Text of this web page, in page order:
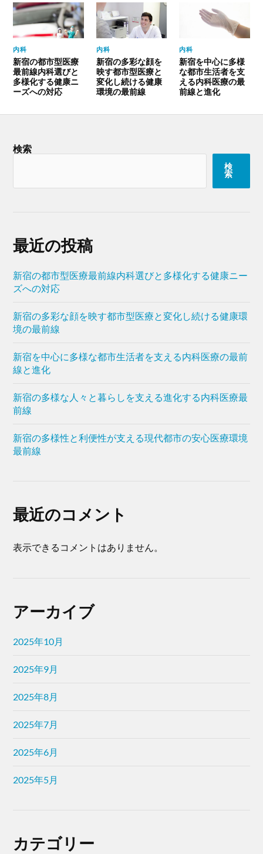
内科
新宿の都市型医療
最前線内科選びと
多様化する健康ニ
ーズへの対応
内科
新宿の多彩な顔を
映す都市型医療と
変化し続ける健康
環境の最前線
内科
新宿を中心に多様
な都市生活者を支
える内科医療の最
前線と進化
検索
検
索
最近の投稿
新宿の都市型医療最前線内科選びと多様化する健康ニー
ズへの対応
新宿の多彩な顔を映す都市型医療と変化し続ける健康環
境の最前線
新宿を中心に多様な都市生活者を支える内科医療の最前
線と進化
新宿の多様な人々と暮らしを支える進化する内科医療最
前線
新宿の多様性と利便性が支える現代都市の安心医療環境
最前線
最近のコメント
表示できるコメントはありません。
アーカイブ
2025年10月
2025年9月
2025年8月
2025年7月
2025年6月
2025年5月
カテゴリー